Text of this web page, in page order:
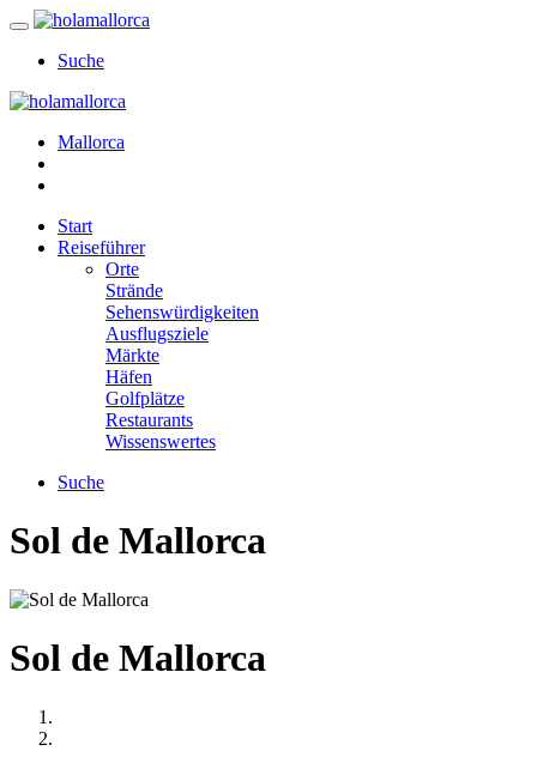
Suche
Mallorca
Start
Reiseführer
Orte
Strände
Sehenswürdigkeiten
Ausflugsziele
Märkte
Häfen
Golfplätze
Restaurants
Wissenswertes
Suche
Sol de Mallorca
Sol de Mallorca